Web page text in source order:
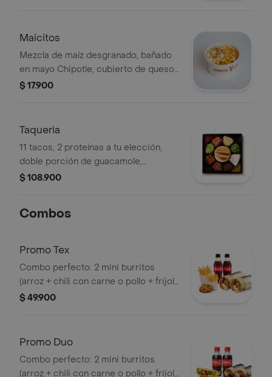
Maicitos
Mezcla de maíz desgranado, bañado
en mayo Chipotle, cubierto de queso
mozzarella, tajín y crocante de
$ 17.900
Taqueria
11 tacos, 2 proteínas a tu elección,
doble porción de guacamole,
maduritos, frijol, pico de Gallo,
compartir.
$ 108.900
Combos
Promo Tex
Combo perfecto: 2 mini burritos
(arroz + chili con carne o pollo + frijol
+ pico de gallo + madurito + lechuga +
$ 49.900
Promo Duo
Combo perfecto: 2 mini burritos
(arroz + chili con carne o pollo + frijol